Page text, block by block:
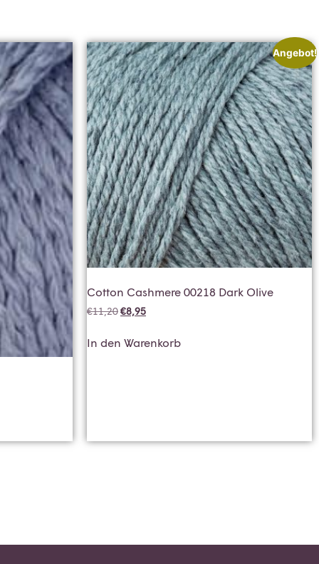
Angebot!
Cotton Cashmere 00218 Dark Olive
€11,20€8,95
In den Warenkorb